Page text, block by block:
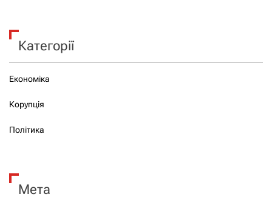
Категорії
Економіка
Корупція
Політика
Мета